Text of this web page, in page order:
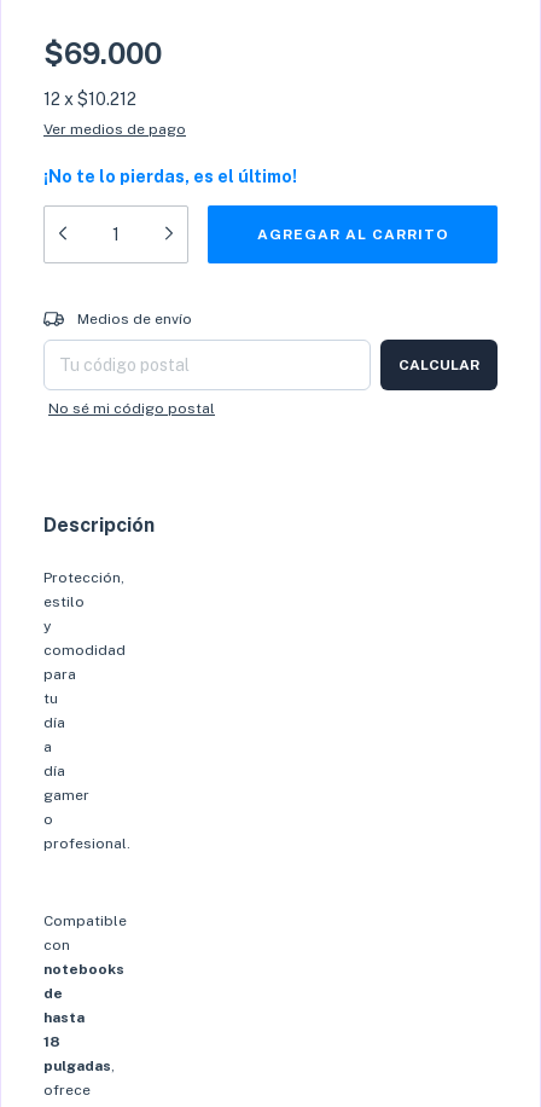
$69.000
12 x $10.212
Ver medios de pago
¡No te lo pierdas, es el último!
Entregas para el CP:
Medios de envío
CALCULAR
No sé mi código postal
Descripción
Protección,
estilo
y
comodidad
para
tu
día
a
día
gamer
o
profesional.
Compatible
con
notebooks
de
hasta
18
pulgadas,
ofrece